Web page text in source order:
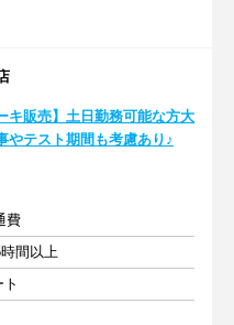
キ販売】土日勤務可能な方大
テスト期間も考慮あり♪
費
間以上